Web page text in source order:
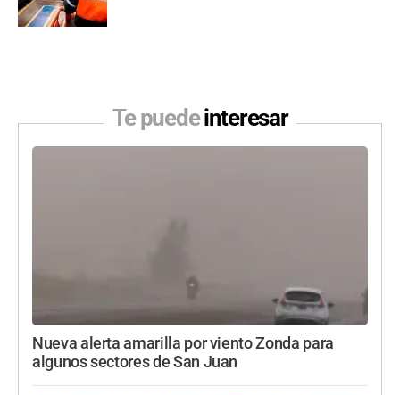
Te puedeinteresar
Nueva alerta amarilla por viento Zonda para
algunos sectores de San Juan